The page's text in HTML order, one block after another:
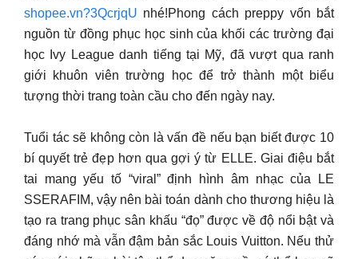
shopee.vn?3QcrjqU nhé!Phong cách preppy vốn bắt
nguồn từ đồng phục học sinh của khối các trường đại
học Ivy League danh tiếng tại Mỹ, đã vượt qua ranh
giới khuôn viên trường học để trở thành một biểu
tượng thời trang toàn cầu cho đến ngày nay.
Tuổi tác sẽ không còn là vấn đề nếu bạn biết được 10
bí quyết trẻ đẹp hơn qua gợi ý từ ELLE. Giai điệu bắt
tai mang yếu tố “viral” định hình âm nhạc của LE
SSERAFIM, vậy nên bài toán dành cho thương hiệu là
tạo ra trang phục sân khấu “đọ” được về độ nổi bật và
đáng nhớ mà vẫn đậm bản sắc Louis Vuitton. Nếu thử